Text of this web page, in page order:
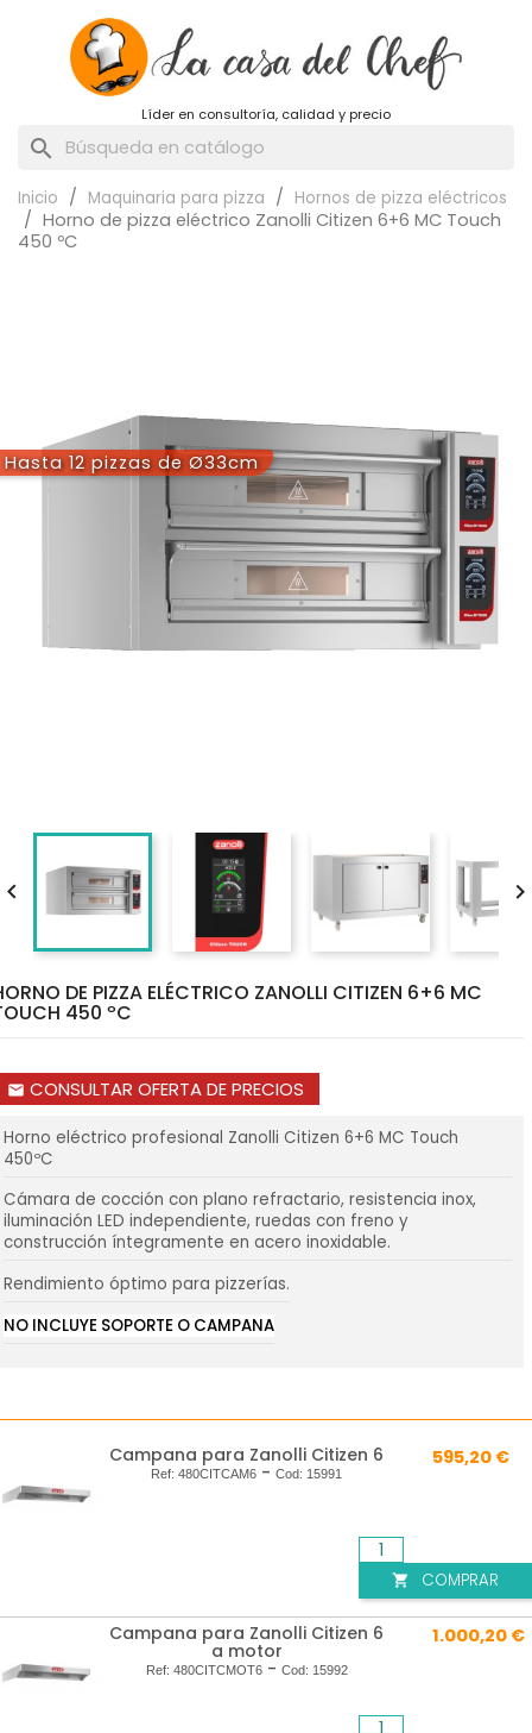
Líder en consultoría, calidad y precio
search
Inicio Maquinaria para pizza Hornos de pizza eléctricos
Horno de pizza eléctrico Zanolli Citizen 6+6 MC Touch
450 ºC
Hasta 12 pizzas de Ø33cm
DE PIZZA ELÉCTRICO ZANOLLI CITIZEN 6+6 MC
450 ºC
email CONSULTAR OFERTA DE PRECIOS
Horno eléctrico profesional Zanolli Citizen 6+6 MC Touch
450ºC
Cámara de cocción con plano refractario, resistencia inox,
iluminación LED independiente, ruedas con freno y
construcción íntegramente en acero inoxidable.
Rendimiento óptimo para pizzerías.
NO INCLUYE SOPORTE O CAMPANA
Campana para Zanolli Citizen 6
Ref: 480CITCAM6 - Cod: 15991
595,20 €
 COMPRAR
Campana para Zanolli Citizen 6
a motor
Ref: 480CITCMOT6- Cod: 15992
1.000,20 €